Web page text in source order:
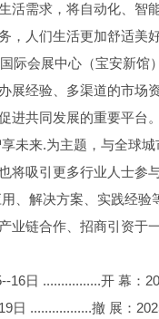
活需求，将自动化、智
，人们生活更加舒适美
际会展中心（宝安新
展经验、多渠道的市场
进共同发展的重要平台。
未来.为主题，与全球
将吸引更多行业人士参
、解决方案、实践经
业链合作、招商引资于
16日 ................开 幕：
日 .................撤 展：